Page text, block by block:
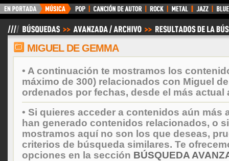
BuscaMusica.es
MIGUEL DE GEMMA
• A continuación te mostramos los
máximo de 300) relacionados con Miguel
ordenados por fechas, desde el más actual
• Si quieres acceder a contenidos aún más
han generado contenidos relacionados, o
mostramos aquí no son los que deseas,
criterios de búsqueda similares. Te
opciones en la sección BÚSQUEDA